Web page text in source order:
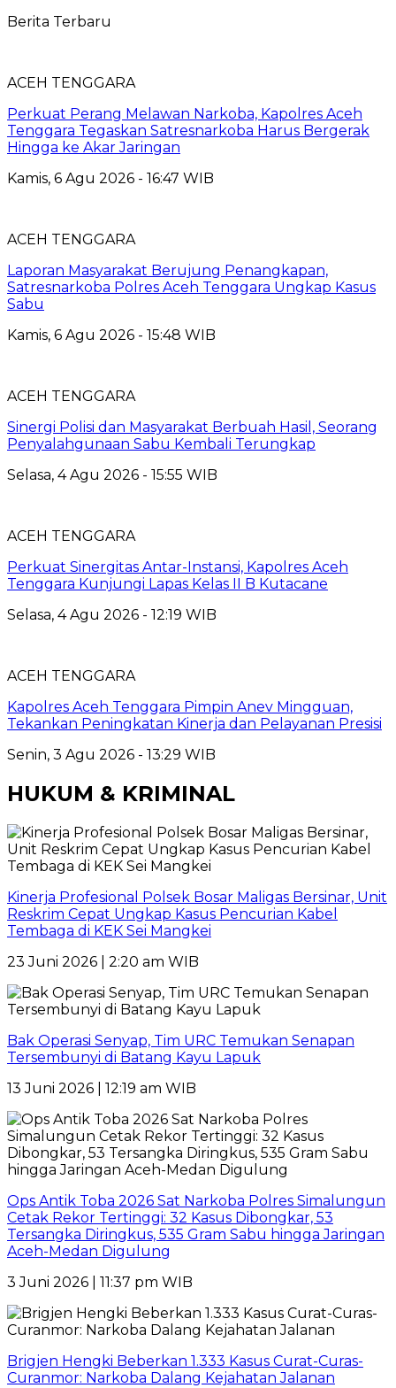
Berita Terbaru
ACEH TENGGARA
Perkuat Perang Melawan Narkoba, Kapolres Aceh
Tenggara Tegaskan Satresnarkoba Harus Bergerak
Hingga ke Akar Jaringan
Kamis, 6 Agu 2026 - 16:47 WIB
ACEH TENGGARA
Laporan Masyarakat Berujung Penangkapan,
Satresnarkoba Polres Aceh Tenggara Ungkap Kasus
Sabu
Kamis, 6 Agu 2026 - 15:48 WIB
ACEH TENGGARA
Sinergi Polisi dan Masyarakat Berbuah Hasil, Seorang
Penyalahgunaan Sabu Kembali Terungkap
Selasa, 4 Agu 2026 - 15:55 WIB
ACEH TENGGARA
Perkuat Sinergitas Antar-Instansi, Kapolres Aceh
Tenggara Kunjungi Lapas Kelas II B Kutacane
Selasa, 4 Agu 2026 - 12:19 WIB
ACEH TENGGARA
Kapolres Aceh Tenggara Pimpin Anev Mingguan,
Tekankan Peningkatan Kinerja dan Pelayanan Presisi
Senin, 3 Agu 2026 - 13:29 WIB
HUKUM & KRIMINAL
Kinerja Profesional Polsek Bosar Maligas Bersinar, Unit
Reskrim Cepat Ungkap Kasus Pencurian Kabel
Tembaga di KEK Sei Mangkei
23 Juni 2026 | 2:20 am WIB
Bak Operasi Senyap, Tim URC Temukan Senapan
Tersembunyi di Batang Kayu Lapuk
13 Juni 2026 | 12:19 am WIB
Ops Antik Toba 2026 Sat Narkoba Polres Simalungun
Cetak Rekor Tertinggi: 32 Kasus Dibongkar, 53
Tersangka Diringkus, 535 Gram Sabu hingga Jaringan
Aceh-Medan Digulung
3 Juni 2026 | 11:37 pm WIB
Brigjen Hengki Beberkan 1.333 Kasus Curat-Curas-
Curanmor: Narkoba Dalang Kejahatan Jalanan